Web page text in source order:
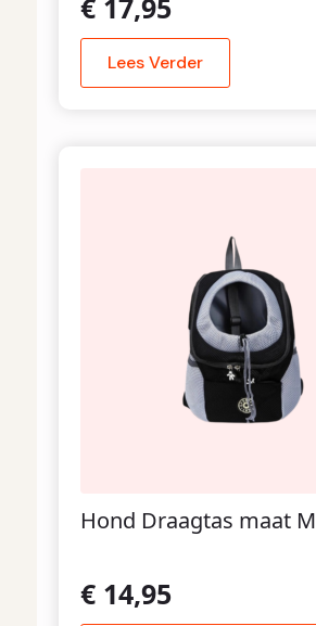
€ 17,95
Lees Verder
Hond Draagtas maat M
€ 14,95